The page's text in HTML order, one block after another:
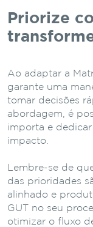
Priorize
Ao adaptar a
garante uma
tomar decisões
abordagem, é
importa e
impacto.
Lembre-se de
das prioridades
alinhado e
GUT no seu
otimizar o fluxo